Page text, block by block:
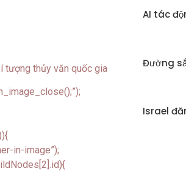
in-image”);
AI tác
Đường
Israel